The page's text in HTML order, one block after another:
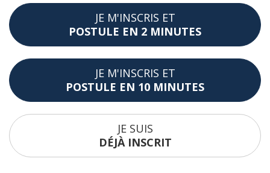
JE M'INSCRIS ET
POSTULE EN 2 MINUTES
JE M'INSCRIS ET
POSTULE EN 10 MINUTES
JE SUIS
DÉJÀ INSCRIT